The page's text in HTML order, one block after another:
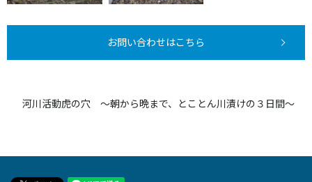
お問い合わせはこちら
河川活動虎の穴 ～朝から晩まで、とことん川漬けの３日間～